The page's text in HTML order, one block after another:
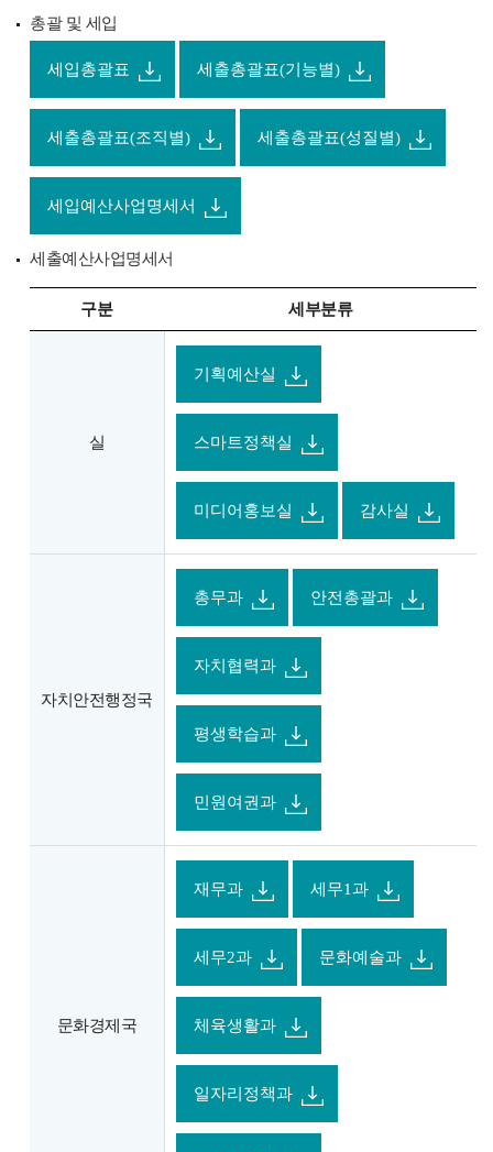
총괄 및 세입
세입총괄표 세출총괄표(기능별)
세출총괄표(조직별) 세출총괄표(성질별)
세입예산사업명세서
세출예산사업명세서
구분 세부분류
실
기획예산실
스마트정책실
미디어홍보실 감사실
자치안전행정국
총무과 안전총괄과
자치협력과
평생학습과
민원여권과
문화경제국
재무과 세무1과
세무2과 문화예술과
체육생활과
일자리정책과